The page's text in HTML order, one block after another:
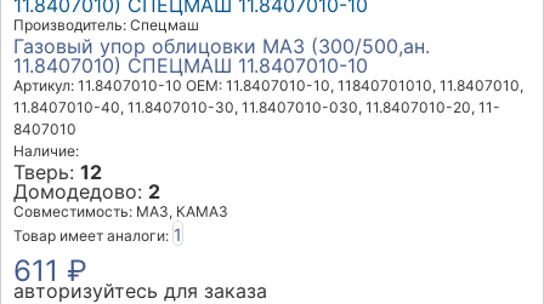
Производитель: Спецмаш
Газовый упор облицовки МАЗ (300/500,ан.
11.8407010) СПЕЦМАШ 11.8407010-10
Артикул: 11.8407010-10 OEM: 11.8407010-10, 11840701010, 11.8407010,
11.8407010-40, 11.8407010-30, 11.8407010-030, 11.8407010-20, 11-
8407010
Наличие:
Тверь: 12
Домодедово: 2
Совместимость: МАЗ, КАМАЗ
Товар имеет аналоги: 1
611 ₽
авторизуйтесь для заказа